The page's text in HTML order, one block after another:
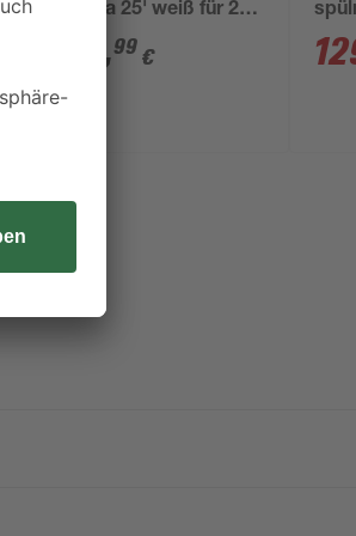
'Delta 25' weiß für 2-
Mengen-Spülung
,99 €